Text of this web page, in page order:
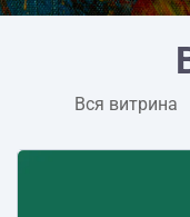
Вся витрина